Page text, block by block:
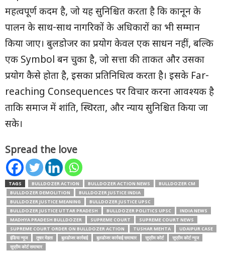
महत्वपूर्ण कदम है, जो यह सुनिश्चित करता है कि कानून के
पालन के साथ-साथ नागरिकों के अधिकारों का भी सम्मान
किया जाए। बुलडोजर का प्रयोग केवल एक साधन नहीं, बल्कि
एक Symbol बन चुका है, जो सत्ता की ताकत और उसका
प्रयोग कैसे होता है, इसका प्रतिनिधित्व करता है। इसके Far-
reaching Consequences पर विचार करना आवश्यक है
ताकि समाज में शांति, स्थिरता, और न्याय सुनिश्चित किया जा
सके।
Spread the love
TAGS BULLDOZER ACTION BULLDOZER ACTION NEWS
BULLDOZER CM
BULLDOZER DEMOLITION
BULLDOZER JUSTICE INDIA
BULLDOZER JUSTICE MEANING
BULLDOZER JUSTICE UPSC
BULLDOZER JUSTICE UTTAR PRADESH
BULLDOZER POLITICS UPSC
INDIA NEWS
MADHYA PRADESH BULLDOZER
SUPREME COURT
SUPREME COURT NEWS
SUPREME COURT ORDER ON BULLDOZER ACTION
TUSHAR MEHTA
UDAIPUR CASE
इंडिया न्यूज
तुषार मेहता बुलडोजर कार्रवाई बुलडोजर कार्रवाई समाचार सुप्रीम कोर्ट
सुप्रीम कोर्ट न्यूज
सुप्रीम कोर्ट समाचार